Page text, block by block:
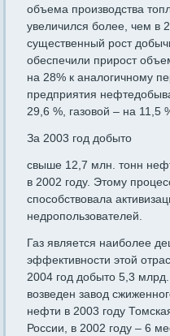
объема производства
увеличился более, чем в
существенный рост
обеспечили прирост
на 28% к аналогичному
предприятия
29,6 %, газовой – на 11,5
За 2003 год добыто
свыше 12,7 млн. тонн
в 2002 году. Этому
способствовала
недропользователей.
Газ является наиболее
эффективности этой
2004 год добыто 5,3
возведен завод
нефти в 2003 году
России, в 2002 году – 6